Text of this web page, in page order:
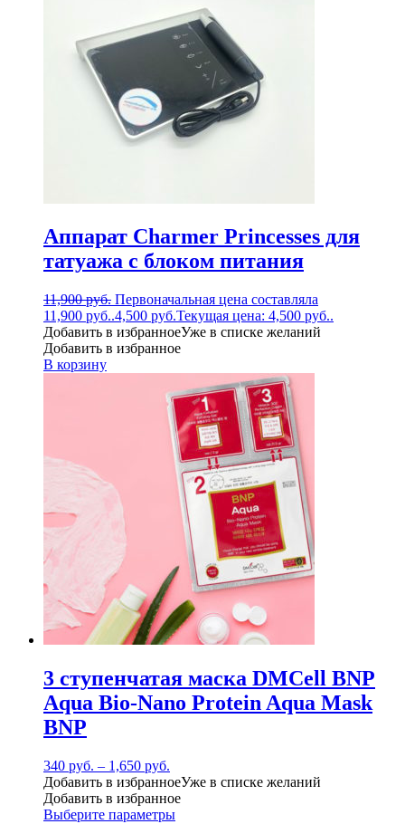
Аппарат Charmer Princesses для
татуажа с блоком питания
11,900руб. Первоначальная цена составляла
11,900 руб..4,500 руб.Текущая цена: 4,500 руб..
Добавить в избранноеУже в списке желаний
Добавить в избранное
В корзину
3 ступенчатая маска DMCell BNP
Aqua Bio-Nano Protein Aqua Mask
BNP
340 руб. – 1,650 руб.
Добавить в избранноеУже в списке желаний
Добавить в избранное
Выберите параметры